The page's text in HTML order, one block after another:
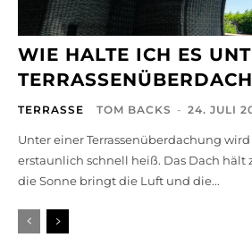
WIE HALTE ICH ES
TERRASSE TOM BACKS - 24. JULI
Unter einer Terrassenüberdachung
erstaunlich schnell heiß. Das Dach hält
die Sonne bringt die Luft und die...